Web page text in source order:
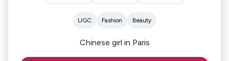
UGC Fashion Beauty
Chinese girl in Paris